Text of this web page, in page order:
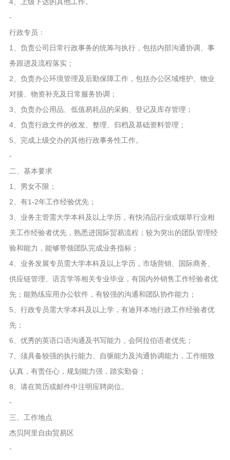
-
行政专员：
1、负责公司日常行政事务的统筹与执行，包括内部沟通协调、事
务跟进及流程落实；
2、负责办公环境管理及后勤保障工作，包括办公区域维护、物业
对接、物资补充及日常服务协调；
3、负责办公用品、低值易耗品的采购、登记及库存管理；
4、负责行政文件的收发、整理、归档及基础资料管理；
5、完成上级交办的其他行政事务性工作。
-
二、基本要求
1、男女不限；
2、有1-2年工作经验优先；
3、业务主管需大学本科及以上学历，有快消品行业或烟草行业相
关工作经验者优先，熟悉进国际贸易流程；较为突出的团队管理经
验和能力，能够带领团队完成业务指标；
4、业务发展专员需大学本科及以上学历，市场营销、国际商务、
供应链管理、语言学等相关专业毕业，有国内外销售工作经验者优
先；能熟练应用办公软件，有较强的沟通和团队协作能力；
5、行政专员需大学本科及以上学，有迪拜本地行政工作经验者优
先；
6、优秀的英语口语沟通及书写能力，会阿拉伯语者优先；
7、须具备较强的执行能力、自驱能力及沟通协调能力，工作细致
认真，有责任心，规划能力强，踏实勤奋；
8、请在简历或邮件中注明应聘岗位。
-
三、工作地点
杰贝阿里自由贸易区
-